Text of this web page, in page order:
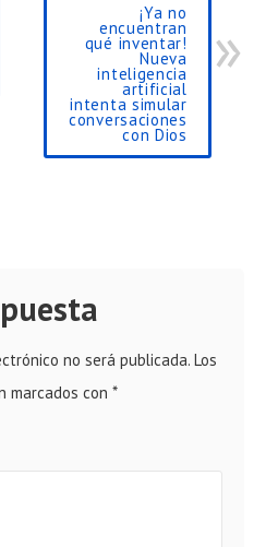
¡Ya no
encuentran
qué inventar!
Nueva
inteligencia
artificial
intenta simular
conversaciones
con Dios
no será publicada. Los
marcados con *